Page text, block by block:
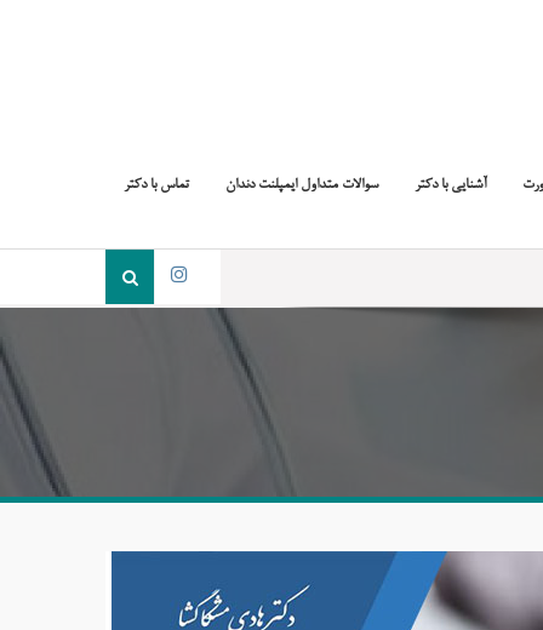
آشنایی با دکتر سوالات متداول ایمپلنت دندان تماس با دکتر